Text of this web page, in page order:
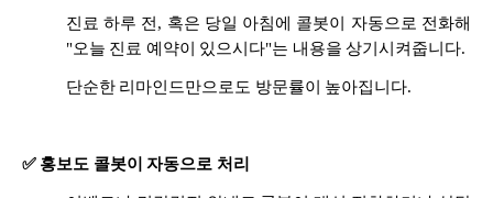
진료 하루 전, 혹은 당일 아침에 콜봇이 자동으로 전화해
"오늘 진료 예약이 있으시다"는 내용을 상기시켜줍니다.
단순한 리마인드만으로도 방문률이 높아집니다.
✅ 홍보도 콜봇이 자동으로 처리